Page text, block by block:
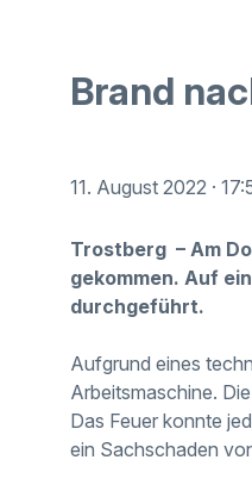
Brand
11. August 2022 ·
Trostberg – Am
gekommen. Auf
durchgeführt.
Aufgrund eines
Arbeitsmaschine.
Das Feuer konnte
ein Sachschaden